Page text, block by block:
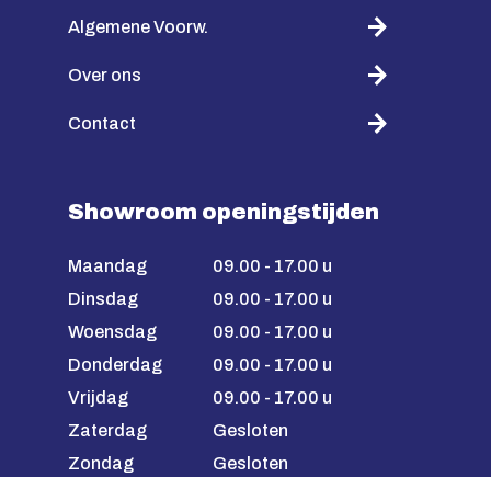
Algemene Voorw.
Over ons
Contact
Showroom openingstijden
Maandag
09.00 - 17.00 u
Dinsdag
09.00 - 17.00 u
Woensdag
09.00 - 17.00 u
Donderdag
09.00 - 17.00 u
Vrijdag
09.00 - 17.00 u
Zaterdag
Gesloten
Zondag
Gesloten